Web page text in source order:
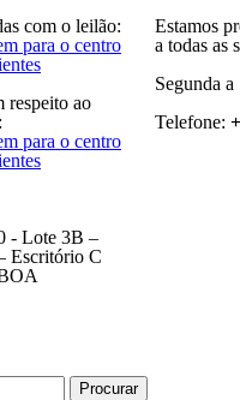
com o leilão:
para o centro
respeito ao
para o centro
- Lote 3B –
Escritório C
Estamos
a todas as
Segunda
Telefone: